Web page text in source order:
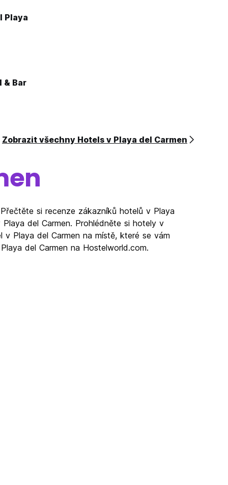
Playa
& Bar
Zobrazit všechny Hotels v Playa del Carmen
si recenze zákazníků hotelů v Playa
del Carmen. Prohlédněte si hotely v
v Playa del Carmen na místě, které se vám
del Carmen na Hostelworld.com.